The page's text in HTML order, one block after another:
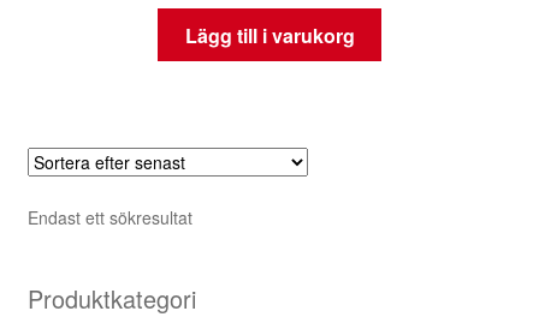
Lägg till i varukorg
Endast ett sökresultat
Produktkategori